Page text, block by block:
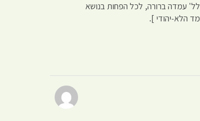
עמדה ברורה, לכל הפחות בנושא
הלא-יהודי ].